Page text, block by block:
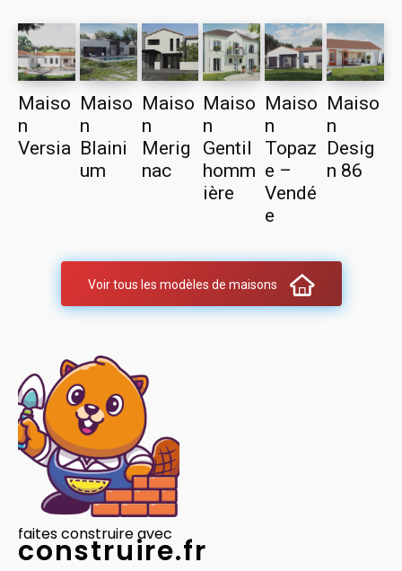
Maiso
n
Versia
Maiso
n
Blaini
um
Maiso
n
Merig
nac
Maiso
n
Gentil
homm
ière
Maiso
n
Topaz
e –
Vendé
e
Maiso
n
Desig
n 86
Voir tous les modèles de maisons
faites construire avec
construire.fr